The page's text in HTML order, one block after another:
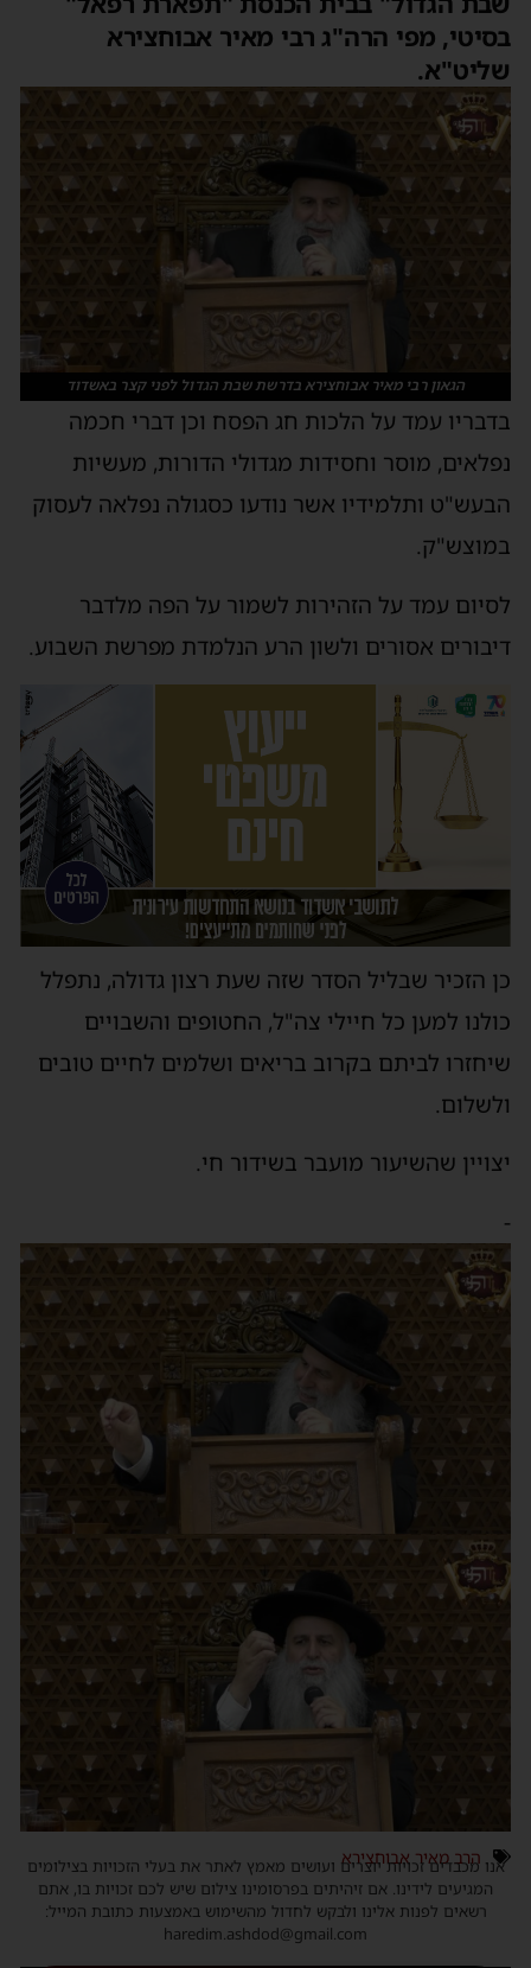
בסיטי, מפי הרה"ג רבי מאיר אבוחצירא
שליט"א.
הגאון רבי מאיר אבוחצירא בדרשת שבת הגדול לפני קצר באשדוד
בדבריו עמד על הלכות חג הפסח וכן דברי חכמה
נפלאים, מוסר וחסידות מגדולי הדורות, מעשיות
הבעש"ט ותלמידיו אשר נודעו כסגולה נפלאה לעסוק
במוצש"ק.
לסיום עמד על הזהירות לשמור על הפה מלדבר
דיבורים אסורים ולשון הרע הנלמדת מפרשת השבוע.
כן הזכיר שבליל הסדר שזה שעת רצון גדולה, נתפלל
כולנו למען כל חיילי צה"ל, החטופים והשבויים
שיחזרו לביתם בקרוב בריאים ושלמים לחיים טובים
ולשלום.
יצויין שהשיעור מועבר בשידור חי.
-
הרב מאיר אבוחצירא
אנו מכבדים זכויות יוצרים ועושים מאמץ לאתר את בעלי הזכויות בצילומים
המגיעים לידינו. אם זיהיתים בפרסומינו צילום שיש לכם זכויות בו, אתם
רשאים לפנות אלינו ולבקש לחדול מהשימוש באמצעות כתובת המייל:
haredim.ashdod@gmail.com